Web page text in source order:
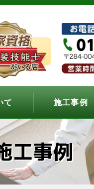
て 施工事例
工事例